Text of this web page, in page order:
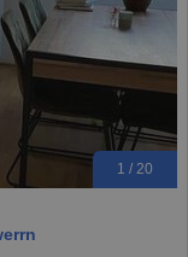
1 / 20